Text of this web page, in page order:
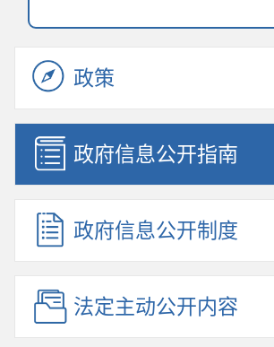
政策
政府信息公开指南
政府信息公开制度
法定主动公开内容